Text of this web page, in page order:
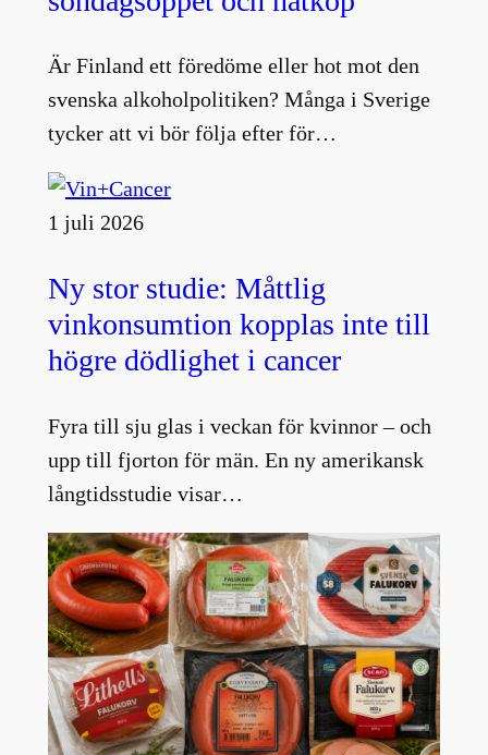
Är Finland ett föredöme eller hot mot den
svenska alkoholpolitiken? Många i Sverige
tycker att vi bör följa efter för…
1 juli 2026
Ny stor studie: Måttlig
vinkonsumtion kopplas inte till
högre dödlighet i cancer
Fyra till sju glas i veckan för kvinnor – och
upp till fjorton för män. En ny amerikansk
långtidsstudie visar…